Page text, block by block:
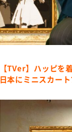
【TVer】ハッピを
日本にミニスカー